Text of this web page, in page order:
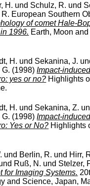
H. und Schulz, R. und
R. European Southern
of comet Hale-
1996. Earth, Moon
H. und Sekanina, J.
G. (1998)Impact-
yes or no? Highlights
H. und Sekanina, Z.
G. (1998)Impact-
Yes or No? Highlights
und Berlin, R. und Hirr,
Ruß, N. und Stelzer,
for Imaging Systems.
and Science, Japan,